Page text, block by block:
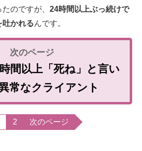
のですが、 24時間以上ぶっ続けで
吐かれるんです。
間以上「死ね」と言い
常なクライアント
2 次のページ